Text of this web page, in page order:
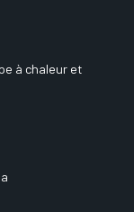
à chaleur et